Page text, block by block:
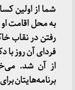
شما از اولین
به محل اقامت
رفتن در نقاب
فردای آن روز
از آن شد.
برنامه‌هایتان